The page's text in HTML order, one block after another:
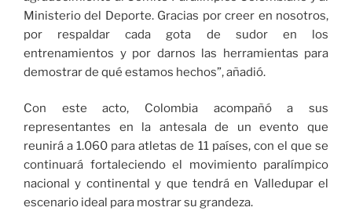
Ministerio del Deporte. Gracias por creer en nosotros,
por respaldar cada gota de sudor en los
entrenamientos y por darnos las herramientas para
demostrar de qué estamos hechos”, añadió.
Con este acto, Colombia acompañó a sus
representantes en la antesala de un evento que
reunirá a 1.060 para atletas de 11 países, con el que se
continuará fortaleciendo el movimiento paralímpico
nacional y continental y que tendrá en Valledupar el
escenario ideal para mostrar su grandeza.